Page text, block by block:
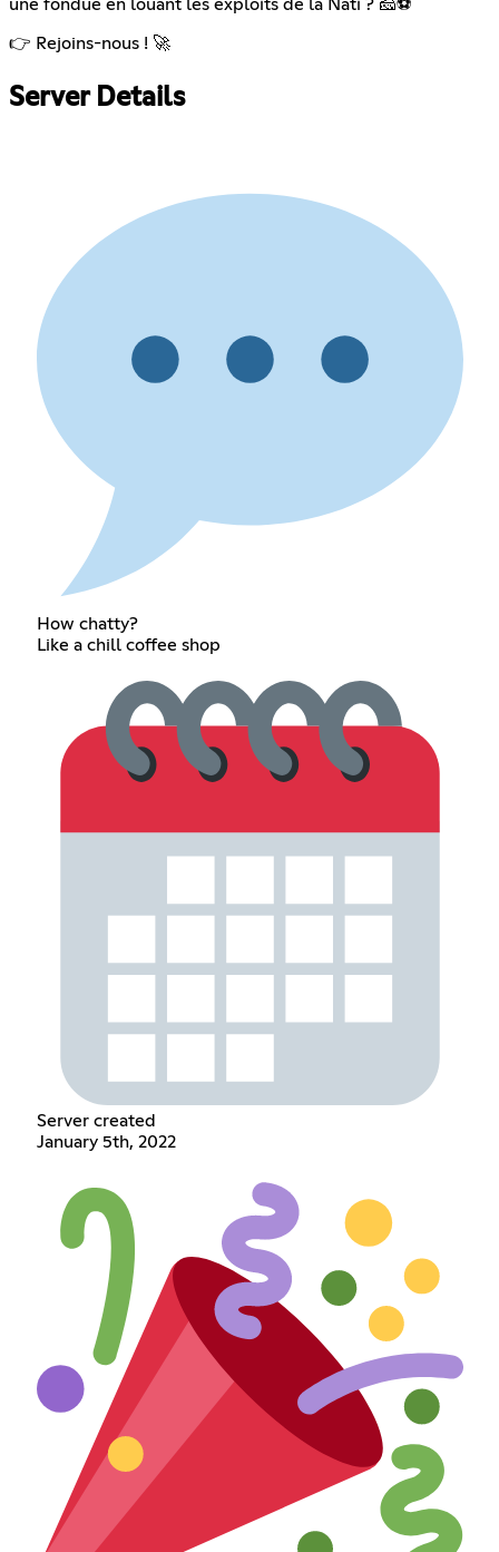
une fondue en louant les exploits de la Nati ? 🧀⚽
👉 Rejoins-nous ! 🚀
Server Details
How chatty?
Like a chill coffee shop
Server created
January 5th, 2022